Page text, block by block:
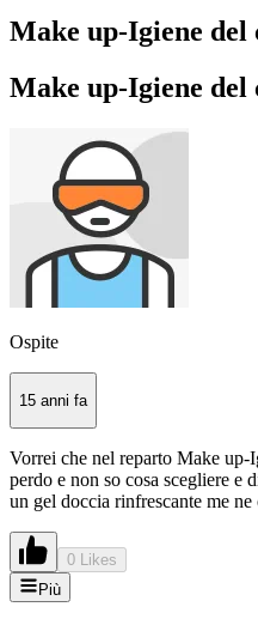
Make up-Igiene del
Make up-Igiene del
Ospite
15 anni fa
Vorrei che nel reparto Make up-
perdo e non so cosa scegliere e
un gel doccia rinfrescante me
0 Likes
Più